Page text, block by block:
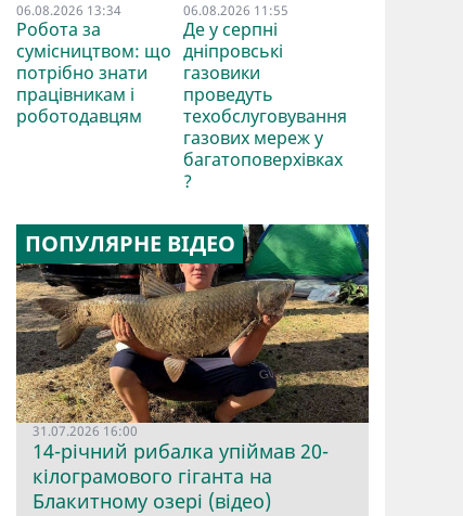
06.08.2026 13:34
Робота за
сумісництвом: що
потрібно знати
працівникам і
роботодавцям
06.08.2026 11:55
Де у серпні
дніпровські
газовики
проведуть
техобслуговування
газових мереж у
багатоповерхівках
?
ПОПУЛЯРНЕ ВІДЕО
31.07.2026 16:00
14-річний рибалка упіймав 20-
кілограмового гіганта на
Блакитному озері (відео)